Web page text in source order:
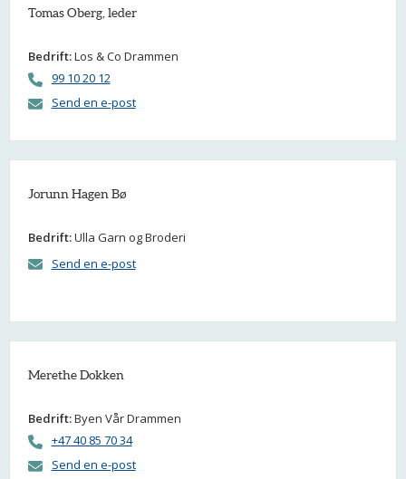
Tomas Oberg, leder
Bedrift:Los & Co Drammen
99 10 20 12
Send en e-post
Jorunn Hagen Bø
Bedrift:Ulla Garn og Broderi
Send en e-post
Merethe Dokken
Bedrift:Byen Vår Drammen
+47 40 85 70 34
Send en e-post